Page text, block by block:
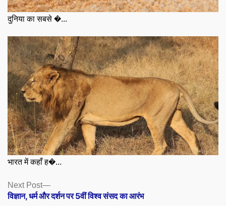
दुनिया का सबसे �...
भारत में कहाँ ह�...
Posts
navigation
Next Post
Next
post:
विज्ञान, धर्म और दर्शन पर 5वीं विश्व संसद का आरंभ